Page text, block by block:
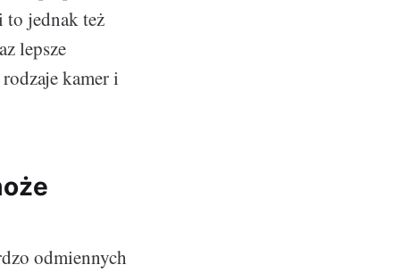
to jednak też
lepsze
kamer i
odmiennych